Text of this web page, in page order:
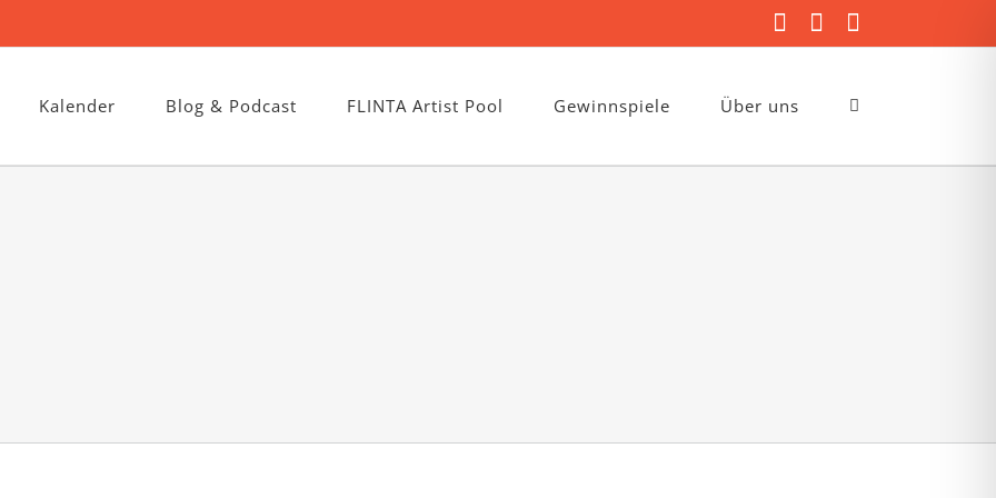
FacebookInstagram
Mail
Kalender Blog & Podcast FLINTA Artist Pool Gewinnspiele Über uns